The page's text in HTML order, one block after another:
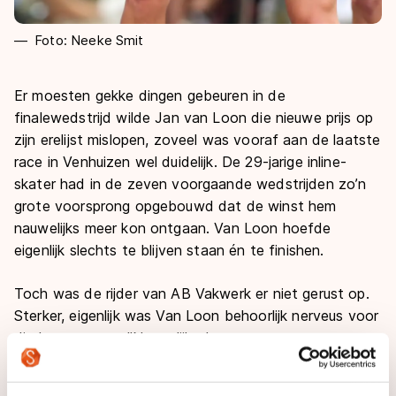
Foto: Neeke Smit
Er moesten gekke dingen gebeuren in de
finalewedstrijd wilde Jan van Loon die nieuwe prijs op
zijn erelijst mislopen, zoveel was vooraf aan de laatste
race in Venhuizen wel duidelijk. De 29-jarige inline-
skater had in de zeven voorgaande wedstrijden zo’n
grote voorsprong opgebouwd dat de winst hem
nauwelijks meer kon ontgaan. Van Loon hoefde
eigenlijk slechts te blijven staan én te finishen.
Toch was de rijder van AB Vakwerk er niet gerust op.
Sterker, eigenlijk was Van Loon behoorlijk nerveus voor
die laatste race. ’’Natuurlijk, de voorsprong was groot,
maar er schiet toch van alles door je hoofd’’, bekende
hij. ’’Stel dat ik een slechte dag heb. Of stel dat ik